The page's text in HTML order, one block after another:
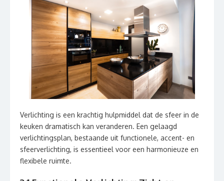
Verlichting is een krachtig hulpmiddel dat de sfeer in de
keuken dramatisch kan veranderen. Een gelaagd
verlichtingsplan, bestaande uit functionele, accent- en
sfeerverlichting, is essentieel voor een harmonieuze en
flexibele ruimte.